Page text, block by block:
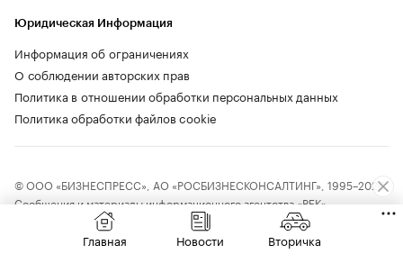
Юридическая Информация
Информация об ограничениях
О соблюдении авторских прав
Политика в отношении обработки персональных данных
Политика обработки файлов cookie
© ООО «БИЗНЕСПРЕСС», АО «РОСБИЗНЕСКОНСАЛТИНГ», 1995–2026.
Сообщения и материалы информационного агентства «РБК»
(свидетельство о регистрации средства массовой информации выдано
Федеральной службой по надзору в сфере связи, информационных
Главная Новости Вторичка